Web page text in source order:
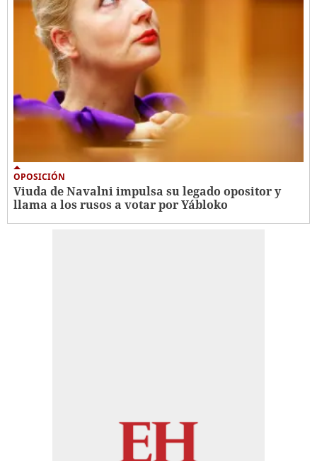
OPOSICIÓN
Viuda de Navalni impulsa su legado opositor y
llama a los rusos a votar por Yábloko